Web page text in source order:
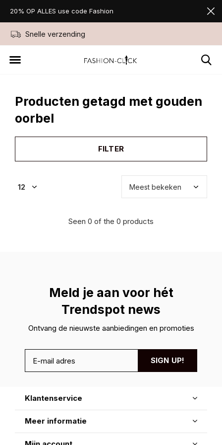
Snelle verzending
20% OP ALLES use code Fashion
Producten getagd met gouden
oorbel
FILTER
Seen 0 of the 0 products
Meld je aan voor hét
Trendspot news
Ontvang de nieuwste aanbiedingen en promoties
SIGN UP!
Klantenservice
Meer informatie